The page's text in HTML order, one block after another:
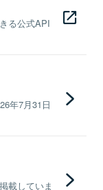
る公式API
年7月31日
載していま